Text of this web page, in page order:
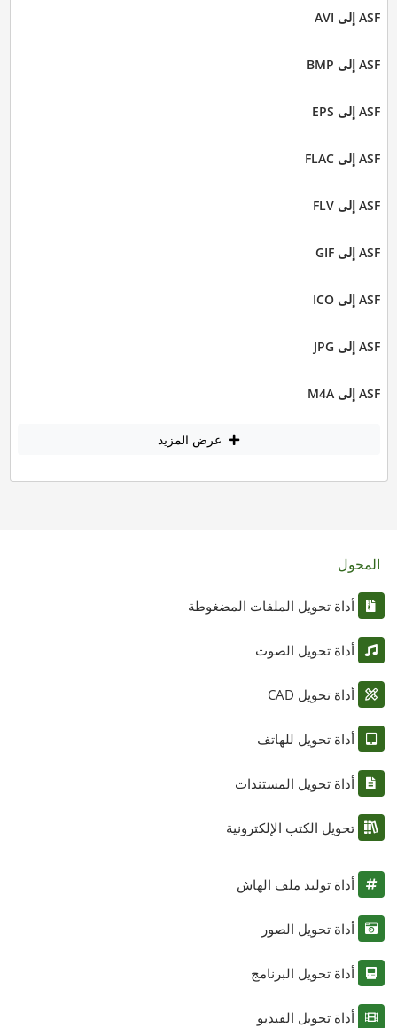
ASF إلى AVI
ASF إلى BMP
ASF إلى EPS
ASF إلى FLAC
ASF إلى FLV
ASF إلى GIF
ASF إلى ICO
ASF إلى JPG
ASF إلى M4A
عرض المزيد
المحول
أداة تحويل الملفات المضغوطة
أداة تحويل الصوت
أداة تحويل CAD
أداة تحويل للهاتف
أداة تحويل المستندات
تحويل الكتب الإلكترونية
أداة توليد ملف الهاش
أداة تحويل الصور
أداة تحويل البرنامج
أداة تحويل الفيديو